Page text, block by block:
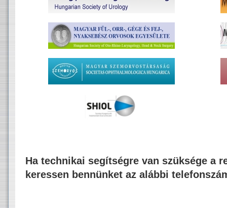
Ha technikai segítségre van szüksége a
keressen bennünket az alábbi